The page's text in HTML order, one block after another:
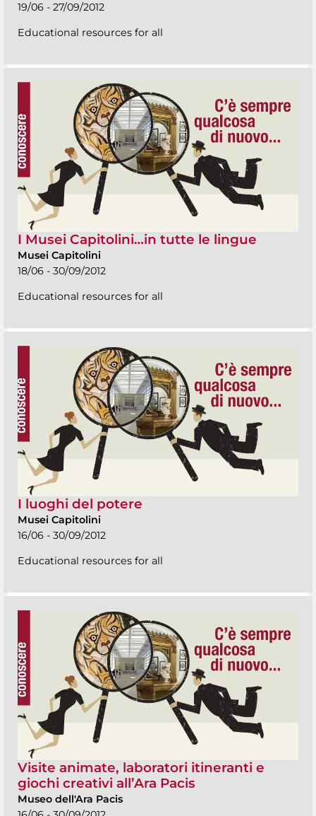
19/06 - 27/09/2012
Educational resources for all
I Musei Capitolini…in tutte le lingue
Musei Capitolini
18/06 - 30/09/2012
Educational resources for all
I luoghi del potere
Musei Capitolini
16/06 - 30/09/2012
Educational resources for all
Visite animate, laboratori itineranti e
giochi creativi all’Ara Pacis
Museo dell'Ara Pacis